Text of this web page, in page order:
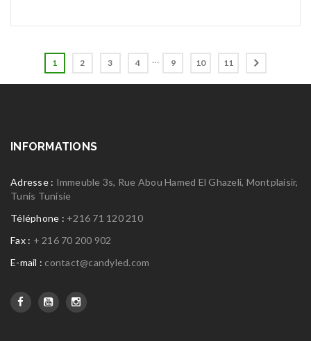
1 2 3 4 … 9 10 11
INFORMATIONS
Adresse : Immeuble 3s, Rue Abou Hamed El Ghazeli, Montplaisir,
Tunis Tunisie
Téléphone : +216 71 120 210
Fax : + 216 70 200 902
E-mail : contact@candyled.com